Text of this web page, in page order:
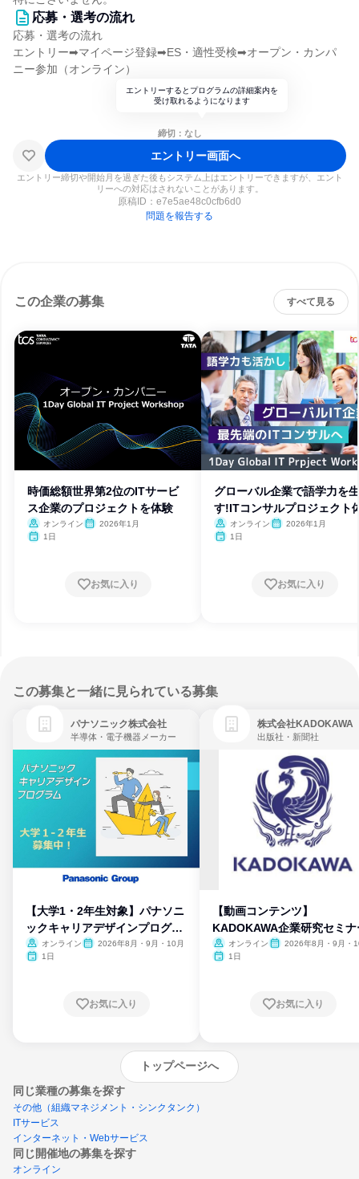
応募・選考の流れ
応募・選考の流れ
エントリー➡マイページ登録➡ES・適性受検➡オープン・カンパ
ニー参加（オンライン）
エントリーするとプログラムの詳細案内を
受け取れるようになります
締切：なし
エントリー画面へ
エントリー締切や開始月を過ぎた後もシステム上はエントリーできますが、エント
リーへの対応はされないことがあります。
原稿ID： e7e5ae48c0cfb6d0
問題を報告する
この企業の募集 すべて見る
時価総額世界第2位のITサービ
ス企業のプロジェクトを体験
オンライン
2026年1月
1日
お気に入り
グローバル企業で語学力を
す!ITコンサルプロジェクト
オンライン
2026年1月
1日
お気に入り
この募集と一緒に見られている募集
パナソニック株式会社
半導体・電子機器メーカー
【大学1・2年生対象】パナソニ
ックキャリアデザインプログラ
ム
オンライン
2026年8月・9月・10月
1日
お気に入り
株式会社KADOKAWA
出版社・新聞社
【動画コンテンツ】
KADOKAWA企業研究セミナ
オンライン
2026年8月・9月・
1日
お気に入り
トップページへ
同じ業種の募集を探す
その他（組織マネジメント・シンクタンク）
ITサービス
インターネット・Webサービス
同じ開催地の募集を探す
オンライン